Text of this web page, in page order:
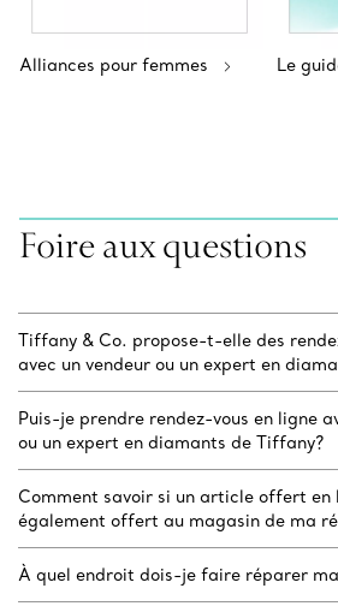
Alliances pour femmes Le
Foire aux questions
Tiffany & Co. propose-t-elle des
avec un vendeur ou un expert en
Puis-je prendre rendez-vous en ligne
ou un expert en diamants de Tiffany?
Comment savoir si un article offert en
également offert au magasin de ma
À quel endroit dois-je faire réparer